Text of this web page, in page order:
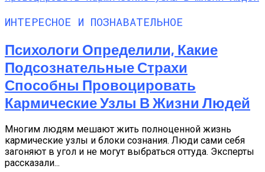
ИНТЕРЕСНОЕ И ПОЗНАВАТЕЛЬНОЕ
Психологи Определили, Какие
Подсознательные Страхи
Способны Провоцировать
Кармические Узлы В Жизни Людей
Многим людям мешают жить полноценной жизнь
кармические узлы и блоки сознания. Люди сами себя
загоняют в угол и не могут выбраться оттуда. Эксперты
рассказали...